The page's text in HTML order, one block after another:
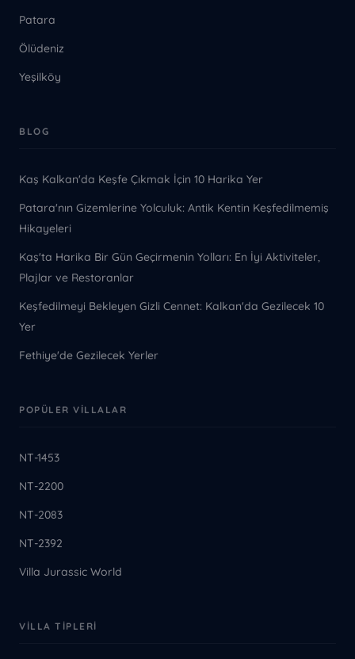
Patara
Ölüdeniz
Yeşilköy
BLOG
Kaş Kalkan'da Keşfe Çıkmak İçin 10 Harika Yer
Patara'nın Gizemlerine Yolculuk: Antik Kentin Keşfedilmemiş
Hikayeleri
Kaş'ta Harika Bir Gün Geçirmenin Yolları: En İyi Aktiviteler,
Plajlar ve Restoranlar
Keşfedilmeyi Bekleyen Gizli Cennet: Kalkan'da Gezilecek 10
Yer
Fethiye'de Gezilecek Yerler
POPÜLER VILLALAR
NT-1453
NT-2200
NT-2083
NT-2392
Villa Jurassic World
VILLA TIPLERI